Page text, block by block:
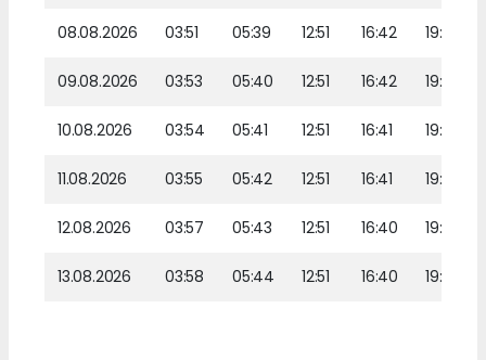
08.08.2026 03:51 05:39 12:51 16:42 19:53
09.08.2026 03:53 05:40 12:51 16:42 19:52
10.08.2026 03:54 05:41 12:51 16:41 19:51
11.08.2026 03:55 05:42 12:51 16:41 19:50
12.08.2026 03:57 05:43 12:51 16:40 19:48
13.08.2026 03:58 05:44 12:51 16:40 19:47